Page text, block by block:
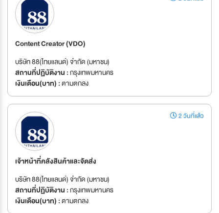
Content Creator (VDO)
บริษัท 88(ไทยแลนด์) จำกัด (มหาชน)
สถานที่ปฏิบัติงาน :กรุงเทพมหานคร
เงินเดือน(บาท) :ตามตกลง
2 วันที่แล้ว
เจ้าหน้าที่คลังสินค้าและจัดส่ง
บริษัท 88(ไทยแลนด์) จำกัด (มหาชน)
สถานที่ปฏิบัติงาน :กรุงเทพมหานคร
เงินเดือน(บาท) :ตามตกลง